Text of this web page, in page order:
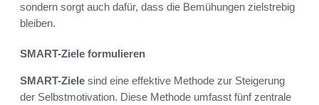
sondern sorgt auch dafür, dass die Bemühungen zielstrebig
bleiben.
SMART-Ziele formulieren
SMART-Ziele sind eine effektive Methode zur Steigerung
der Selbstmotivation. Diese Methode umfasst fünf zentrale